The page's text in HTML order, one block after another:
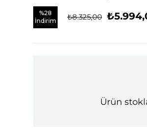
%28
İndirim
₺8.325,00
Ürün